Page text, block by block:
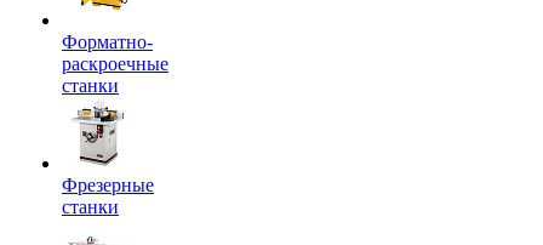
Форматно-
раскроечные
станки
Фрезерные
станки